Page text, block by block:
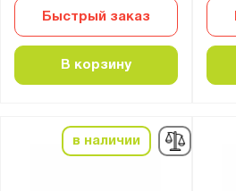
Быстрый заказ
В корзину
в наличии